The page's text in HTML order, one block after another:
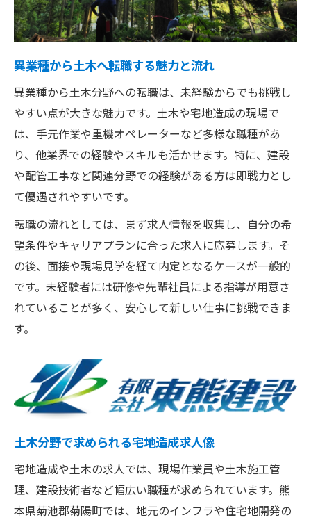
異業種から土木へ転職する魅力と流れ
異業種から土木分野への転職は、未経験からでも挑戦し
やすい点が大きな魅力です。土木や宅地造成の現場で
は、手元作業や重機オペレーターなど多様な職種があ
り、他業界での経験やスキルも活かせます。特に、建設
や配管工事など関連分野での経験がある方は即戦力とし
て優遇されやすいです。
転職の流れとしては、まず求人情報を収集し、自分の希
望条件やキャリアプランに合った求人に応募します。そ
の後、面接や現場見学を経て内定となるケースが一般的
です。未経験者には研修や先輩社員による指導が用意さ
れていることが多く、安心して新しい仕事に挑戦できま
す。
土木分野で求められる宅地造成求人像
宅地造成や土木の求人では、現場作業員や土木施工管
理、建設技術者など幅広い職種が求められています。熊
本県菊池郡菊陽町では、地元のインフラや住宅地開発の